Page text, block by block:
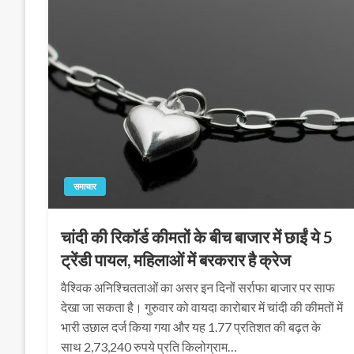
समाचार
चांदी की रिकॉर्ड कीमतों के बीच बाजार में छाईं ये 5
ट्रेंडी पायल, महिलाओं में बरकरार है क्रेज
वैश्विक अनिश्चितताओं का असर इन दिनों सर्राफा बाजार पर साफ
देखा जा सकता है। गुरुवार को वायदा कारोबार में चांदी की कीमतों में
भारी उछाल दर्ज किया गया और यह 1.77 प्रतिशत की बढ़त के
साथ 2,73,240 रुपये प्रति किलोग्राम…